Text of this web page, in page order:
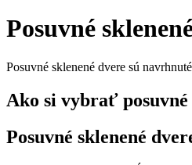
Posuvné
Posuvné sklenené dvere sú
Ako si vybrať posuvné
Posuvné sklenené